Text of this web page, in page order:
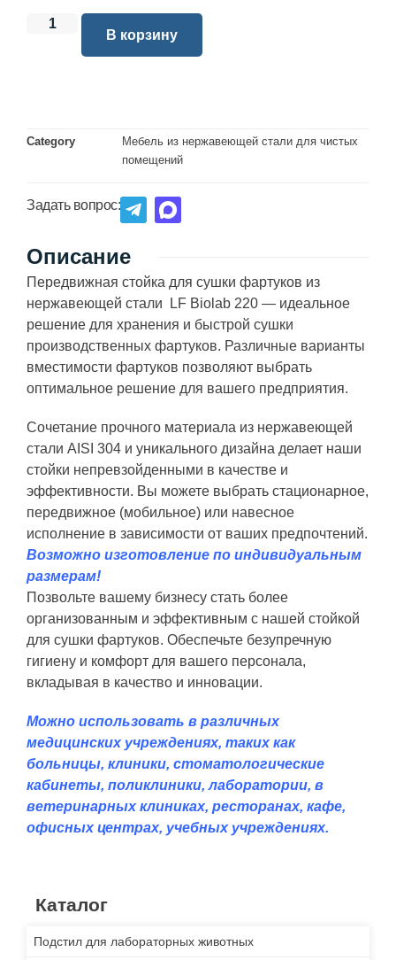
Каталог
Подстил для лабораторных животных
В корзину
Category
Мебель из нержавеющей стали для чистых
помещений
Задать вопрос:
Описание
Передвижная стойка для сушки фартуков из
нержавеющей стали LF Biolab 220 — идеальное
решение для хранения и быстрой сушки
производственных фартуков. Различные варианты
вместимости фартуков позволяют выбрать
оптимальное решение для вашего предприятия.
Сочетание прочного материала из нержавеющей
стали AISI 304 и уникального дизайна делает наши
стойки непревзойденными в качестве и
эффективности. Вы можете выбрать стационарное,
передвижное (мобильное) или навесное
исполнение в зависимости от ваших предпочтений.
Возможно изготовление по индивидуальным
размерам!
Позвольте вашему бизнесу стать более
организованным и эффективным с нашей стойкой
для сушки фартуков. Обеспечьте безупречную
гигиену и комфорт для вашего персонала,
вкладывая в качество и инновации.
Можно использовать в различных
медицинских учреждениях, таких как
больницы, клиники, стоматологические
кабинеты, поликлиники, лаборатории, в
ветеринарных клиниках, ресторанах, кафе,
офисных центрах, учебных учреждениях.